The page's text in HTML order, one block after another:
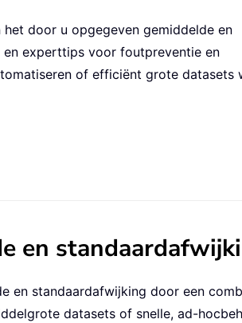
door u opgegeven gemiddelde en
experttips voor foutpreventie en
of efficiënt grote datasets
en
en standaardafwijking door een
datasets of snelle, ad-